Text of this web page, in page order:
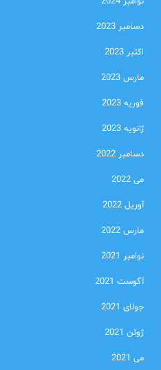
دسامبر 2023
اکتبر 2023
مارس 2023
فوریه 2023
ژانویه 2023
دسامبر 2022
می 2022
آوریل 2022
مارس 2022
نوامبر 2021
آگوست 2021
جولای 2021
ژوئن 2021
می 2021